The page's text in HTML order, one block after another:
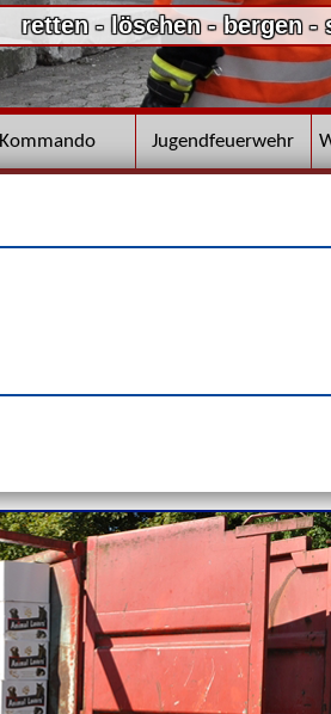
retten - löschen - bergen -
Kommando Jugendfeuerwehr